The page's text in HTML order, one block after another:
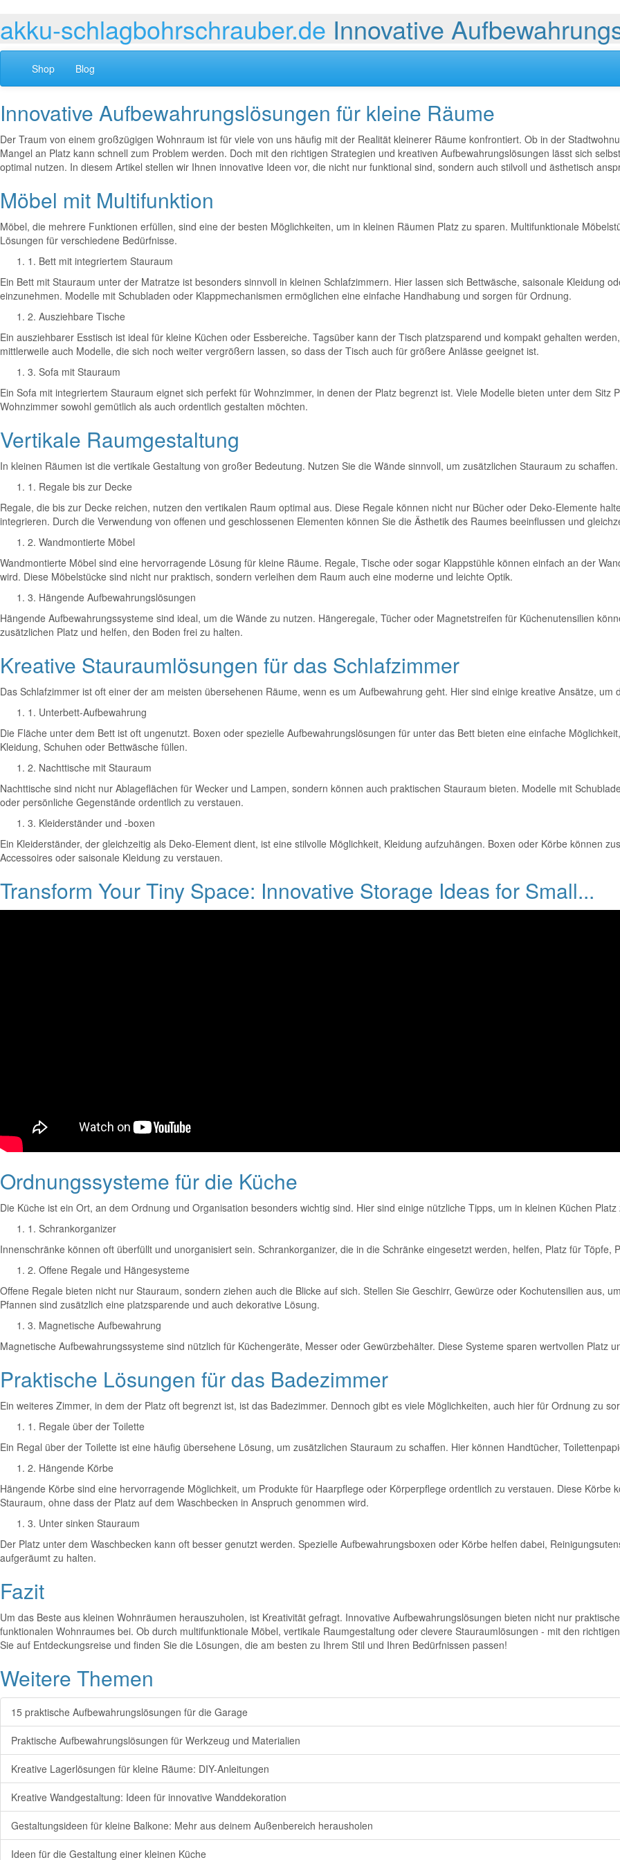
akku-schlagbohrschrauber.de Innovative
Shop Blog
Innovative Aufbewahrungslösungen für kleine Räume
Der Traum von einem großzügigen Wohnraum ist für viele von uns häufig mit der Realität kleinerer Räume konfrontiert. Ob in der
Mangel an Platz kann schnell zum Problem werden. Doch mit den richtigen Strategien und kreativen Aufbewahrungslösungen lässt sich
optimal nutzen. In diesem Artikel stellen wir Ihnen innovative Ideen vor, die nicht nur funktional sind, sondern auch stilvoll und ästhetisch
Möbel mit Multifunktion
Möbel, die mehrere Funktionen erfüllen, sind eine der besten Möglichkeiten, um in kleinen Räumen Platz zu sparen. Multifunktionale
Lösungen für verschiedene Bedürfnisse.
1. Bett mit integriertem Stauraum
Ein Bett mit Stauraum unter der Matratze ist besonders sinnvoll in kleinen Schlafzimmern. Hier lassen sich Bettwäsche, saisonale Kleidung
einzunehmen. Modelle mit Schubladen oder Klappmechanismen ermöglichen eine einfache Handhabung und sorgen für Ordnung.
2. Ausziehbare Tische
Ein ausziehbarer Esstisch ist ideal für kleine Küchen oder Essbereiche. Tagsüber kann der Tisch platzsparend und kompakt gehalten
mittlerweile auch Modelle, die sich noch weiter vergrößern lassen, so dass der Tisch auch für größere Anlässe geeignet ist.
3. Sofa mit Stauraum
Ein Sofa mit integriertem Stauraum eignet sich perfekt für Wohnzimmer, in denen der Platz begrenzt ist. Viele Modelle bieten unter dem
Wohnzimmer sowohl gemütlich als auch ordentlich gestalten möchten.
Vertikale Raumgestaltung
In kleinen Räumen ist die vertikale Gestaltung von großer Bedeutung. Nutzen Sie die Wände sinnvoll, um zusätzlichen Stauraum zu schaffen.
1. Regale bis zur Decke
Regale, die bis zur Decke reichen, nutzen den vertikalen Raum optimal aus. Diese Regale können nicht nur Bücher oder Deko-Elemente
integrieren. Durch die Verwendung von offenen und geschlossenen Elementen können Sie die Ästhetik des Raumes beeinflussen und
2. Wandmontierte Möbel
Wandmontierte Möbel sind eine hervorragende Lösung für kleine Räume. Regale, Tische oder sogar Klappstühle können einfach an der
wird. Diese Möbelstücke sind nicht nur praktisch, sondern verleihen dem Raum auch eine moderne und leichte Optik.
3. Hängende Aufbewahrungslösungen
Hängende Aufbewahrungssysteme sind ideal, um die Wände zu nutzen. Hängeregale, Tücher oder Magnetstreifen für Küchenutensilien
zusätzlichen Platz und helfen, den Boden frei zu halten.
Kreative Stauraumlösungen für das Schlafzimmer
Das Schlafzimmer ist oft einer der am meisten übersehenen Räume, wenn es um Aufbewahrung geht. Hier sind einige kreative Ansätze, um
1. Unterbett-Aufbewahrung
Die Fläche unter dem Bett ist oft ungenutzt. Boxen oder spezielle Aufbewahrungslösungen für unter das Bett bieten eine einfache
Kleidung, Schuhen oder Bettwäsche füllen.
2. Nachttische mit Stauraum
Nachttische sind nicht nur Ablageflächen für Wecker und Lampen, sondern können auch praktischen Stauraum bieten. Modelle mit
oder persönliche Gegenstände ordentlich zu verstauen.
3. Kleiderständer und -boxen
Ein Kleiderständer, der gleichzeitig als Deko-Element dient, ist eine stilvolle Möglichkeit, Kleidung aufzuhängen. Boxen oder Körbe können
Accessoires oder saisonale Kleidung zu verstauen.
Transform Your Tiny Space: Innovative Storage Ideas for Small...
Ordnungssysteme für die Küche
Die Küche ist ein Ort, an dem Ordnung und Organisation besonders wichtig sind. Hier sind einige nützliche Tipps, um in kleinen Küchen Platz
1. Schrankorganizer
Innenschränke können oft überfüllt und unorganisiert sein. Schrankorganizer, die in die Schränke eingesetzt werden, helfen, Platz für
2. Offene Regale und Hängesysteme
Offene Regale bieten nicht nur Stauraum, sondern ziehen auch die Blicke auf sich. Stellen Sie Geschirr, Gewürze oder Kochutensilien aus,
Pfannen sind zusätzlich eine platzsparende und auch dekorative Lösung.
3. Magnetische Aufbewahrung
Magnetische Aufbewahrungssysteme sind nützlich für Küchengeräte, Messer oder Gewürzbehälter. Diese Systeme sparen wertvollen Platz
Praktische Lösungen für das Badezimmer
Ein weiteres Zimmer, in dem der Platz oft begrenzt ist, ist das Badezimmer. Dennoch gibt es viele Möglichkeiten, auch hier für Ordnung zu
1. Regale über der Toilette
Ein Regal über der Toilette ist eine häufig übersehene Lösung, um zusätzlichen Stauraum zu schaffen. Hier können Handtücher,
2. Hängende Körbe
Hängende Körbe sind eine hervorragende Möglichkeit, um Produkte für Haarpflege oder Körperpflege ordentlich zu verstauen. Diese
Stauraum, ohne dass der Platz auf dem Waschbecken in Anspruch genommen wird.
3. Unter sinken Stauraum
Der Platz unter dem Waschbecken kann oft besser genutzt werden. Spezielle Aufbewahrungsboxen oder Körbe helfen dabei,
aufgeräumt zu halten.
Fazit
Um das Beste aus kleinen Wohnräumen herauszuholen, ist Kreativität gefragt. Innovative Aufbewahrungslösungen bieten nicht nur
funktionalen Wohnraumes bei. Ob durch multifunktionale Möbel, vertikale Raumgestaltung oder clevere Stauraumlösungen - mit den
Sie auf Entdeckungsreise und finden Sie die Lösungen, die am besten zu Ihrem Stil und Ihren Bedürfnissen passen!
Weitere Themen
15 praktische Aufbewahrungslösungen für die Garage
Praktische Aufbewahrungslösungen für Werkzeug und Materialien
Kreative Lagerlösungen für kleine Räume: DIY-Anleitungen
Kreative Wandgestaltung: Ideen für innovative Wanddekoration
Gestaltungsideen für kleine Balkone: Mehr aus deinem Außenbereich herausholen
Ideen für die Gestaltung einer kleinen Küche